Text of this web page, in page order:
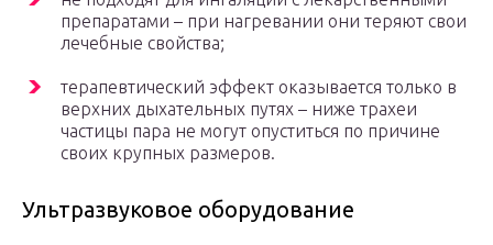
препаратами – при нагревании они теряют свои
лечебные свойства;
терапевтический эффект оказывается только в
верхних дыхательных путях – ниже трахеи
частицы пара не могут опуститься по причине
своих крупных размеров.
Ультразвуковое оборудование